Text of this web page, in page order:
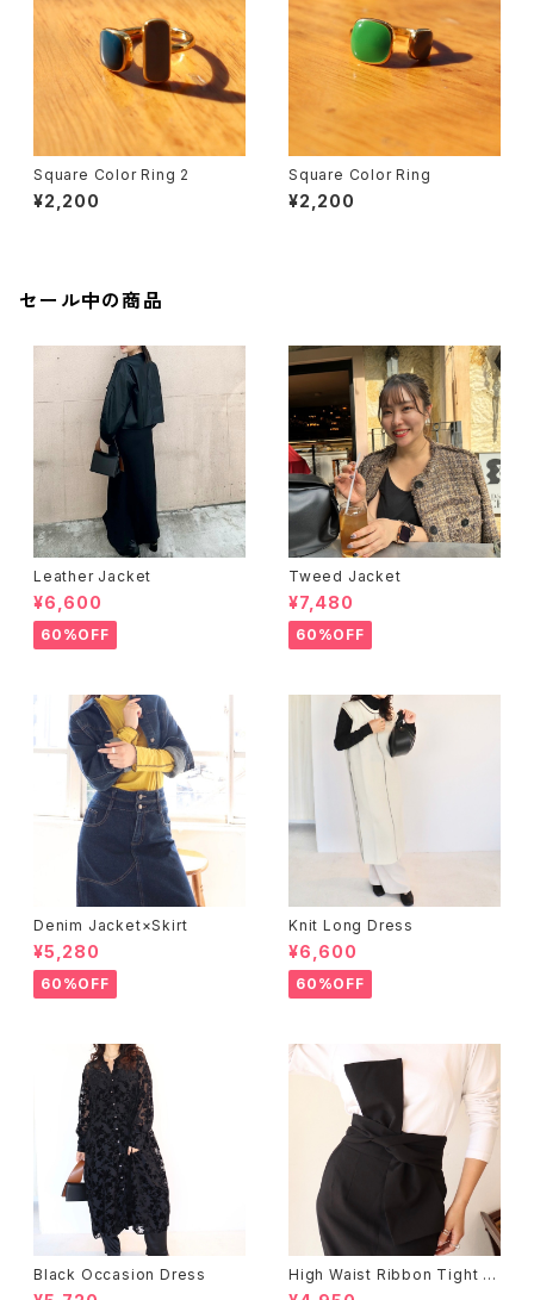
Square Color Ring 2
¥2,200
Square Color Ring
¥2,200
セール中の商品
Leather Jacket
¥6,600
60%OFF
Tweed Jacket
¥7,480
60%OFF
Denim Jacket×Skirt
¥5,280
60%OFF
Knit Long Dress
¥6,600
60%OFF
Black Occasion Dress
High Waist Ribbon Tight S
kirt